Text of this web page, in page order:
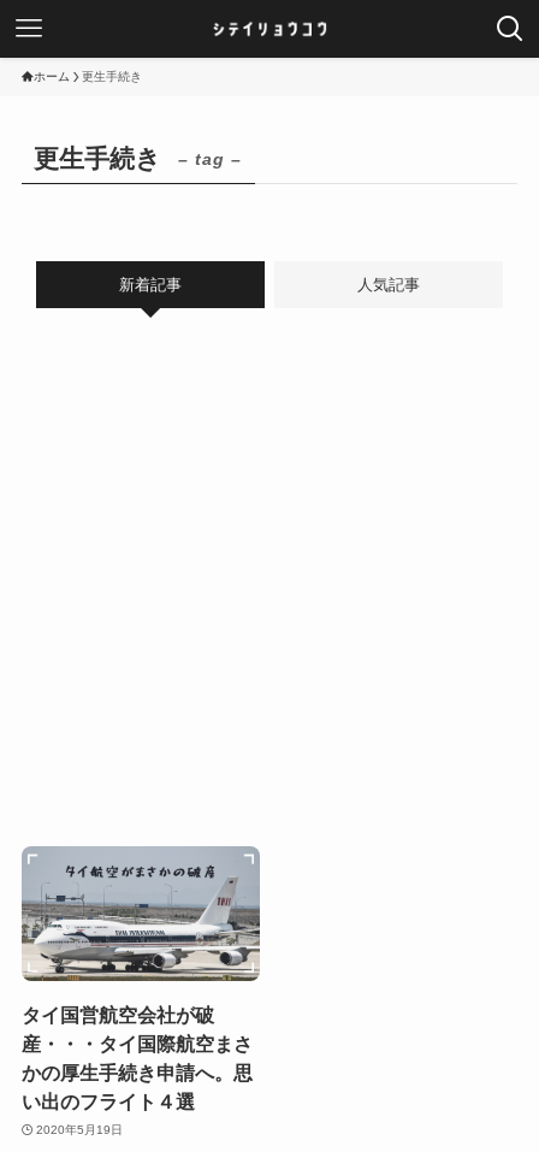
ホーム 更生手続き
更生手続き – tag –
新着記事 人気記事
タイ国営航空会社が破
産・・・タイ国際航空まさ
かの厚生手続き申請へ。思
い出のフライト４選
2020年5月19日